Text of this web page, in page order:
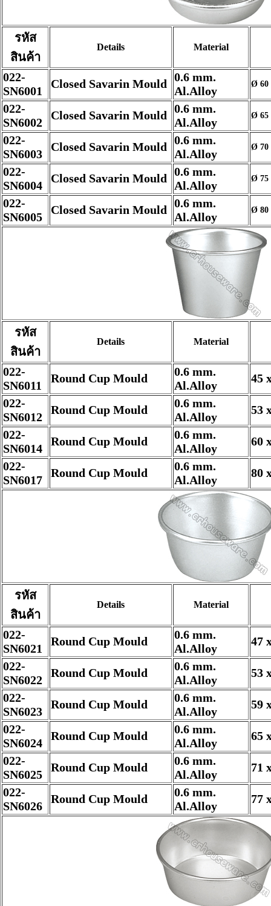
รหัส
สินค้า
Details Material
022-
SN6001
Closed Savarin Mould 0.6 mm.
Al.Alloy
Ø 60
022-
SN6002
Closed Savarin Mould 0.6 mm.
Al.Alloy
Ø 65
022-
SN6003
Closed Savarin Mould 0.6 mm.
Al.Alloy
Ø 70
022-
SN6004
Closed Savarin Mould 0.6 mm.
Al.Alloy
Ø 75
022-
SN6005
Closed Savarin Mould 0.6 mm.
Al.Alloy
Ø 80
รหัส
สินค้า
Details Material
022-
SN6011
Round Cup Mould
0.6 mm.
Al.Alloy
45
022-
SN6012
Round Cup Mould
0.6 mm.
Al.Alloy
53
022-
SN6014
Round Cup Mould
0.6 mm.
Al.Alloy
60
022-
SN6017
Round Cup Mould
0.6 mm.
Al.Alloy
80
รหัส
สินค้า
Details Material
022-
SN6021
Round Cup Mould
0.6 mm.
Al.Alloy
47
022-
SN6022
Round Cup Mould
0.6 mm.
Al.Alloy
53
022-
SN6023
Round Cup Mould
0.6 mm.
Al.Alloy
59
022-
SN6024
Round Cup Mould
0.6 mm.
Al.Alloy
65
022-
SN6025
Round Cup Mould
0.6 mm.
Al.Alloy
71
022-
SN6026
Round Cup Mould
0.6 mm.
Al.Alloy
77